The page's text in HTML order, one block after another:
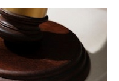
находился в
со своим 29-летним
нанес приятелю
магнитофоном в
Вартовчанин
дело с